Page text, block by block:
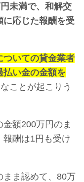
未満で、和解交
に応じた報酬を受
ついての貸金業者
い金の金額を
ことが起こりう
額200万円のま
報酬は1円も受け
まま認めて、80万